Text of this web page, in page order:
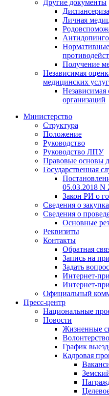
Другие документы
Личная
Получение
Независимая
медицинских услуг
Независимая
организаций
Министерство
Структура
Положение
Руководство
Руководство ЛПУ
Правовые основы
Государственная
05.03.2018 N
Закон РИ о
Сведения о
Сведения о
Основные
Реквизиты
Контакты
Обратная
Запись на
Задать вопрос
Интернет-
Интернет-
Официальный
Пресс-центр
Национальные
Новости
Жизненные
Волонтерство
График
Кадровая